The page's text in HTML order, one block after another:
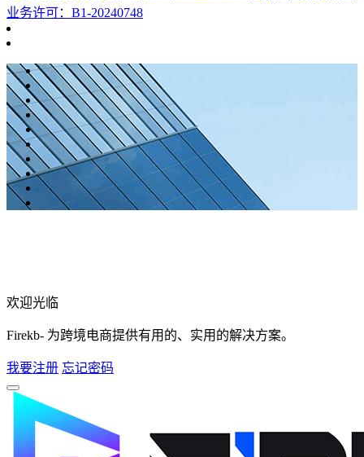
业务许可：B1-20240748
欢迎光临
Firekb- 为跨境电商提供有用的、实用的解决方案。
我要注册 忘记密码